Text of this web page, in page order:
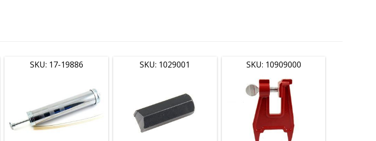
SKU: 17-19886 SKU: 1029001 SKU: 10909000